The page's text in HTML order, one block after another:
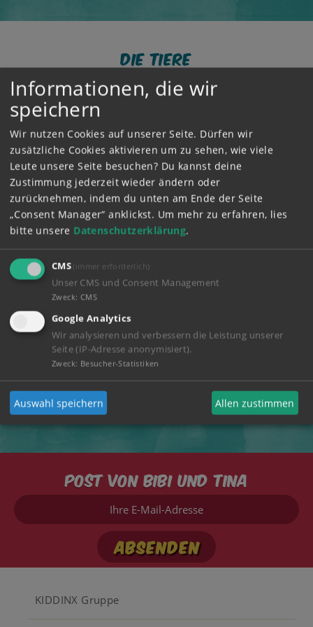
Die Tiere
Alle Tiere der Martinshofwelt zum Basteln findest du hier.
Einfach ausdrucken, ausschneiden und schon entsteht dein
eigener Martinshof. Natürlich gibt es auch
Menschen.Die Vorlagen dazu findest du hier
Jetzt drucken
Bastelideen
FREUNDSCHAFTSBUCH
Post von Bibi und Tina
Ihre
Mail-
Footer
KIDDINX Gruppe
Informationen, die wir
speichern
Wir nutzen Cookies auf unserer Seite. Dürfen wir
zusätzliche Cookies aktivieren um zu sehen, wie viele
Leute unsere Seite besuchen? Du kannst deine
Zustimmung jederzeit wieder ändern oder
zurücknehmen, indem du unten am Ende der Seite
„Consent Manager“ anklickst. Um mehr zu erfahren, lies
bitte unsere Datenschutzerklärung.
CMS (immer erforderlich)
Unser CMS und Consent Management
Zweck: CMS
Google Analytics
Wir analysieren und verbessern die Leistung unserer
Seite (IP-Adresse anonymisiert).
Zweck: Besucher-Statistiken
Auswahl speichern Allen zustimmen